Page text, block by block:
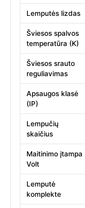
Lemputės lizdas
Šviesos spalvos
temperatūra (K)
Šviesos srauto
reguliavimas
Apsaugos klasė
(IP)
Lempučių
skaičius
Maitinimo įtampa
Volt
Lemputė
komplekte